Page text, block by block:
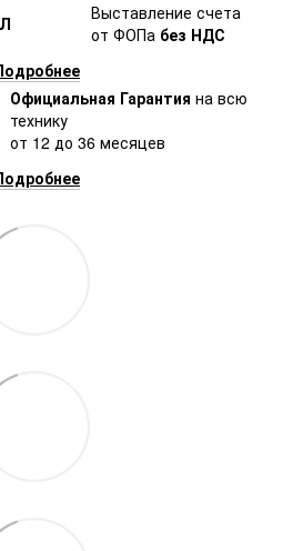
Выставление счета
от ФОПа без НДС
Официальная Гарантия на всю
технику
от 12 до 36 месяцев